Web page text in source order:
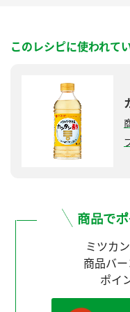
このレシピに使われて
ミツカ
商品バ
ポイ